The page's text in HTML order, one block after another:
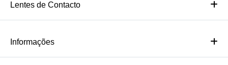
Lentes de Contacto
Informações